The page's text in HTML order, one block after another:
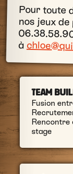
Pour toute
nos jeux
à
TEAM
Fusion
stage